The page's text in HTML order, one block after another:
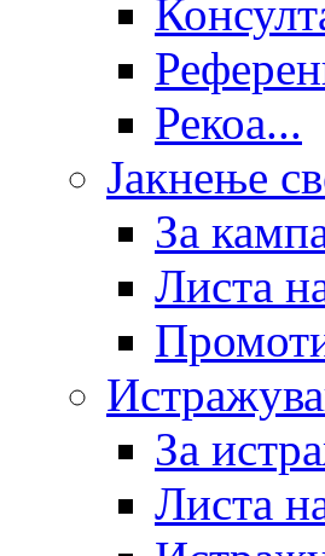
Рекоа...
Јакнење
За
Листа
За
Листа